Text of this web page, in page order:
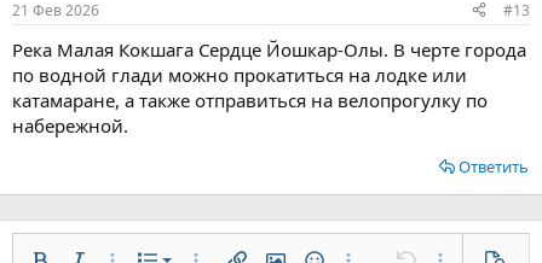
21 Фев 2026 #13
Река Малая Кокшага Сердце Йошкар-Олы. В черте города
по водной глади можно прокатиться на лодке или
катамаране, а также отправиться на велопрогулку по
набережной.
Ответить